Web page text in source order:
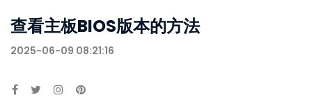
查看主板BIOS版本的方法
2025-06-09 08:21:16